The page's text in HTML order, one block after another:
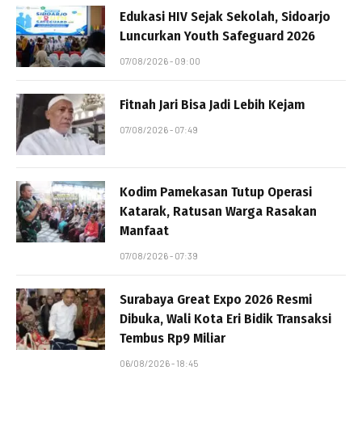
Edukasi HIV Sejak Sekolah, Sidoarjo
Luncurkan Youth Safeguard 2026
07/08/2026 - 09:00
Fitnah Jari Bisa Jadi Lebih Kejam
07/08/2026 - 07:49
Kodim Pamekasan Tutup Operasi
Katarak, Ratusan Warga Rasakan
Manfaat
07/08/2026 - 07:39
Surabaya Great Expo 2026 Resmi
Dibuka, Wali Kota Eri Bidik Transaksi
Tembus Rp9 Miliar
06/08/2026 - 18:45